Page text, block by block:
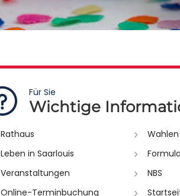
Für Sie
Wichtige
Rathaus
Wahlen
Leben in Saarlouis
Veranstaltungen
NBS
Online-Terminbuchung